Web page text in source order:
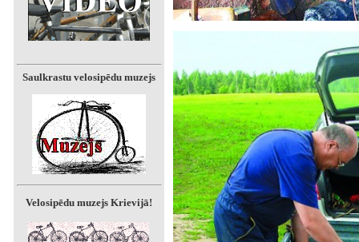
Saulkrastu velosipēdu muzejs
Velosipēdu muzejs Krievijā!